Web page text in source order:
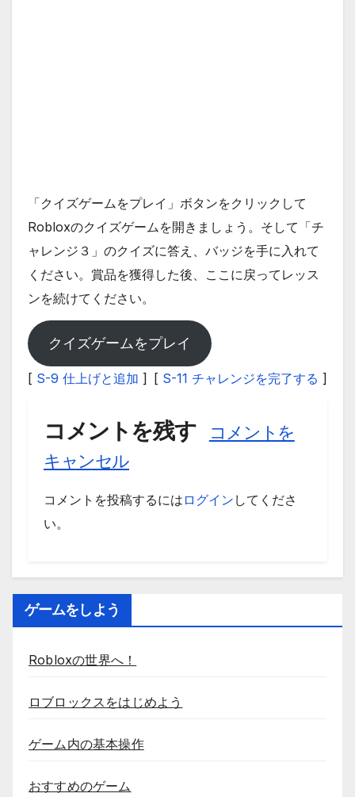
「クイズゲームをプレイ」ボタンをクリックして
Robloxのクイズゲームを開きましょう。そして「チ
ャレンジ３」のクイズに答え、バッジを手に入れて
ください。賞品を獲得した後、ここに戻ってレッス
ンを続けてください。
クイズゲームをプレイ
[ S-9 仕上げと追加 ] [ S-11 チャレンジを完了する ]
コメントを残す
コメントを
キャンセル
コメントを投稿するには ログイン してくださ
い。
ゲームをしよう
Robloxの世界へ！
ロブロックスをはじめよう
ゲーム内の基本操作
おすすめのゲーム